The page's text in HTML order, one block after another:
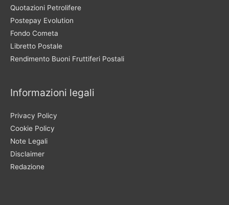
Quotazioni Petrolifere
Postepay Evolution
Fondo Cometa
Libretto Postale
Rendimento Buoni Fruttiferi Postali
Informazioni legali
Privacy Policy
Cookie Policy
Note Legali
Disclaimer
Redazione